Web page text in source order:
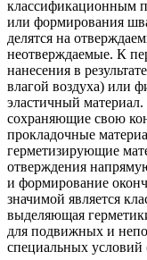
классификационным
или формирования
делятся на
неотверждаемые. К
нанесения в
влагой воздуха) или
эластичный
сохраняющие свою
прокладочные
герметизирующие
отверждения
и формирование
значимой является
выделяющая
для подвижных и
специальных условий